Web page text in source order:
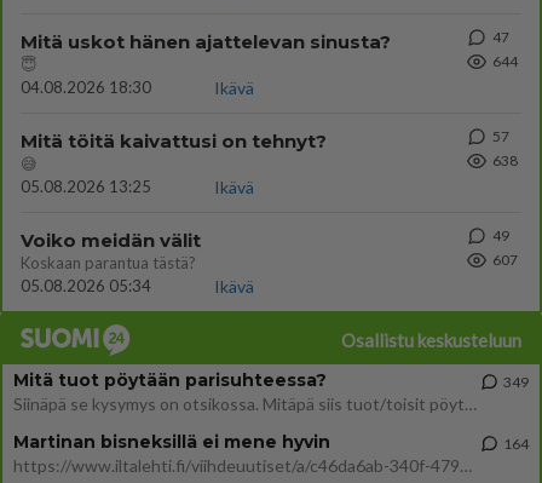
Mitä uskot hänen ajattelevan sinusta?
😇
04.08.2026 18:30
Ikävä
47
644
Mitä töitä kaivattusi on tehnyt?
😅
05.08.2026 13:25
Ikävä
57
638
Voiko meidän välit
Koskaan parantua tästä?
05.08.2026 05:34
Ikävä
49
607
Osallistu keskusteluun
Mitä tuot pöytään parisuhteessa?
Siinäpä se kysymys on otsikossa. Mitäpä siis tuot/toisit pöytään parisuhteessa? Oletko mies vai nainen? Koetko sen mitä
349
Martinan bisneksillä ei mene hyvin
https://www.iltalehti.fi/viihdeuutiset/a/c46da6ab-340f-4790-aaa7-0865eed2336 Yrityksen konkurssihakemus on tullut kärä
164